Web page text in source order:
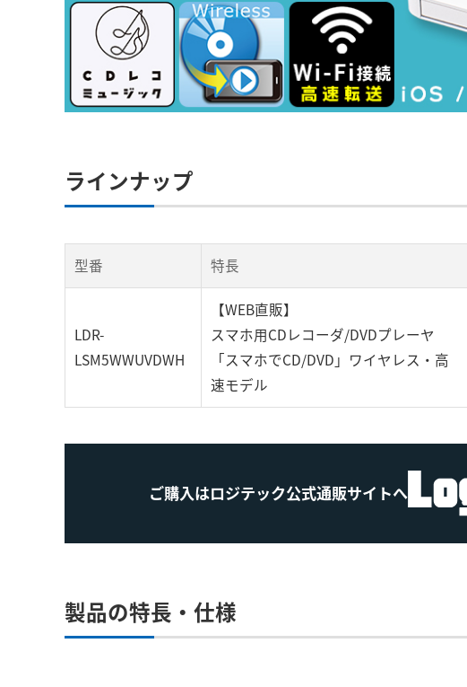
ラインナップ
型番 特長
LDR-
LSM5WWUVDWH
【WEB直販】
スマホ用CDレコーダ/DVDプレーヤ
「スマホでCD/DVD」ワイヤレス・高
速モデル
ご購入はロジテック公式通販サイトへ
製品の特長・仕様